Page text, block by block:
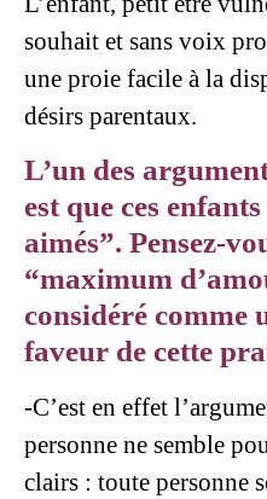
souhait et sans voix
une proie facile à la
désirs parentaux.
L’un des
est que ces
aimés”. Pensez-
“maximum
considéré comme
faveur de cette
-C’est en effet
personne ne semble
clairs : toute personne